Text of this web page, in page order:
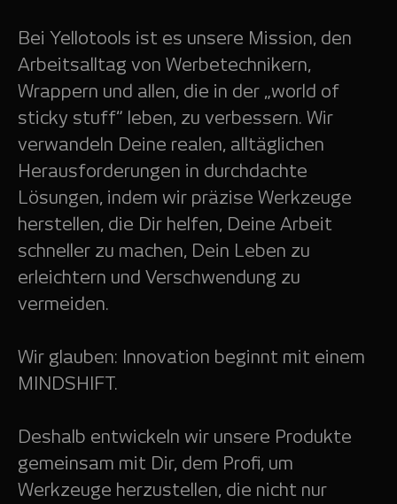
Bei Yellotools ist es unsere Mission, den
Arbeitsalltag von Werbetechnikern,
Wrappern und allen, die in der „world of
sticky stuff“ leben, zu verbessern. Wir
verwandeln Deine realen, alltäglichen
Herausforderungen in durchdachte
Lösungen, indem wir präzise Werkzeuge
herstellen, die Dir helfen, Deine Arbeit
schneller zu machen, Dein Leben zu
erleichtern und Verschwendung zu
vermeiden.
Wir glauben: Innovation beginnt mit einem
MINDSHIFT.
Deshalb entwickeln wir unsere Produkte
gemeinsam mit Dir, dem Profi, um
Werkzeuge herzustellen, die nicht nur